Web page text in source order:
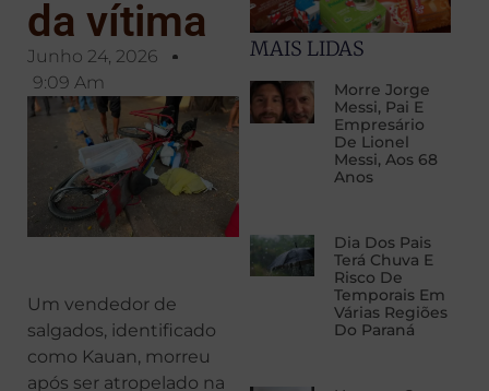
da vítima
Junho 24, 2026
9:09 Am
Um vendedor de
salgados, identificado
como Kauan, morreu
após ser atropelado na
MAIS LIDAS
Morre Jorge
Messi, Pai E
Empresário
De Lionel
Messi, Aos 68
Anos
Dia Dos Pais
Terá Chuva E
Risco De
Temporais Em
Várias Regiões
Do Paraná